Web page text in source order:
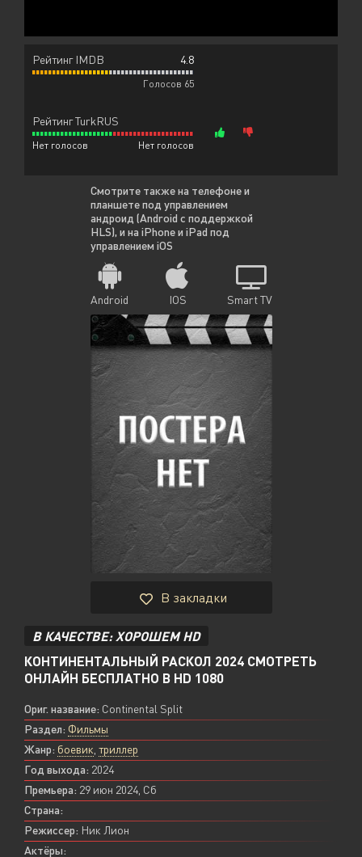
Рейтинг IMDB 4.8
Голосов 65
Рейтинг TurkRUS
Нет голосов Нет голосов
Смотрите также на телефоне и
планшете под управлением
андроид (Android с поддержкой
HLS), и на iPhone и iPad под
управлением iOS
Android IOS Smart TV
В закладки
В КАЧЕСТВЕ: ХОРОШЕМ HD
КОНТИНЕНТАЛЬНЫЙ РАСКОЛ 2024 СМОТРЕТЬ
ОНЛАЙН БЕСПЛАТНО В HD 1080
Ориг. название: Continental Split
Раздел: Фильмы
Жанр: боевик триллер
Год выхода: 2024
Премьера: 29 июн 2024, Сб
Страна:
Режиссер: Ник Лион
Актёры: